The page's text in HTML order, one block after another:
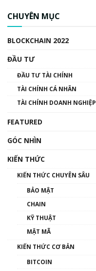
CHUYÊN MỤC
BLOCKCHAIN 2022
ĐẦU TƯ
ĐẦU TƯ TÀI CHÍNH
TÀI CHÍNH CÁ NHÂN
TÀI CHÍNH DOANH NGHIỆP
FEATURED
GÓC NHÌN
KIẾN THỨC
KIẾN THỨC CHUYÊN SÂU
BẢO MẬT
CHAIN
KỸ THUẬT
MẬT MÃ
KIẾN THỨC CƠ BẢN
BITCOIN